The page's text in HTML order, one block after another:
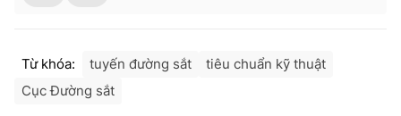
Giấy phép hoạt động báo in và báo điện tử số 483/GP-BTTTT
cấp ngày 29/12/2023
Tổng Biên tập:Vũ Thanh Thủy
Từ khóa: tuyến đường sắt
tiêu chuẩn kỹ thuật
Cục Đường sắt